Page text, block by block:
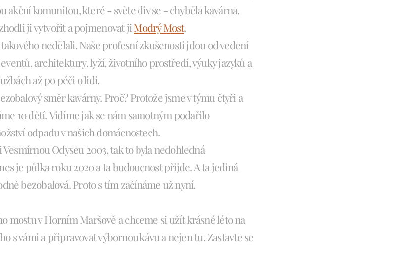
akční komunitou, které - světe div se - chyběla kavárna.
ji vytvořit a pojmenovat jiModrý Most.
nedělali. Naše profesní zkušenosti jdou od vedení
architektury, lyží, životního prostředí, výuky jazyků a
až po péči o lidi.
směr kavárny. Proč? Protože jsme v týmu čtyři a
10 dětí. Vidíme jak se nám samotným podařilo
odpadu v našich domácnostech.
Odyseu 2003, tak to byla nedohledná
je půlka roku 2020 a ta budoucnost přijde. A ta jediná
bezobalová. Proto s tím začínáme už nyní.
mostu v Horním Maršově a chceme si užít krásné léto na
s vámi a připravovat výbornou kávu a nejen tu. Zastavte se